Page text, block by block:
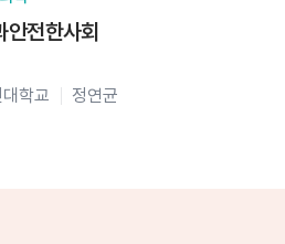
안전한사회
학교 정연균